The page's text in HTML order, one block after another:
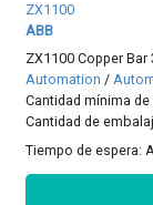
ZX1100
ABB
ZX1100 Copper Bar
Automation /
Cantidad mínima de
Cantidad de
Tiempo de espera: